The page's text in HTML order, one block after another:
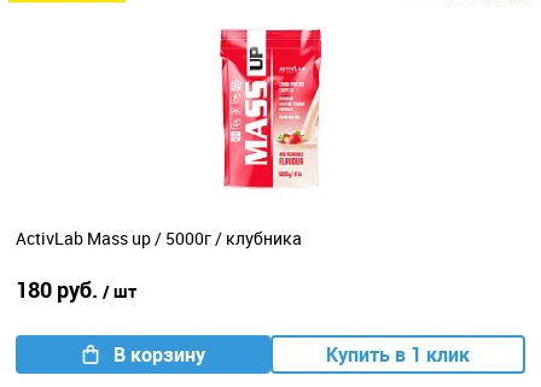
ActivLab Mass up / 5000г / клубника
180 руб. / шт
В корзину Купить в 1 клик